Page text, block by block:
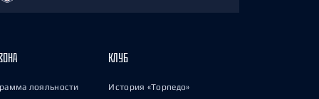
лояльности
КЛУБ
История «Торпедо»